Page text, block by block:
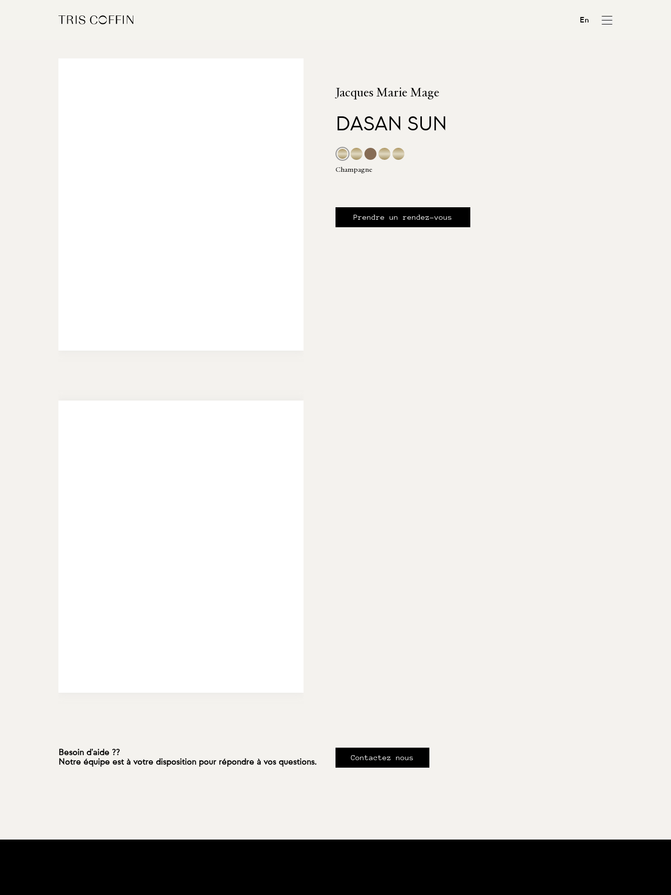
En
Jacques Marie Mage
DASAN SUN
Champagne
Prendre un rendez-vous
Besoin d'aide ??
Notre équipe est à votre disposition pour répondre à vos questions.
Contactez nous